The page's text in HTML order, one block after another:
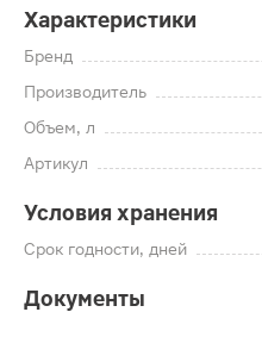
Характеристики
Бренд
Производитель
Объем, л
Артикул
Условия хранения
Срок годности, дней
Документы